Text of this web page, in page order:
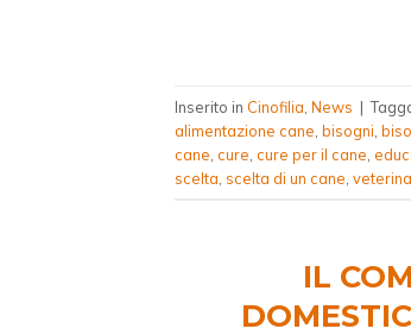
Inserito in Cinofilia News |
alimentazione cane bisogni
cane cure cure per il cane
scelta scelta di un cane
IL